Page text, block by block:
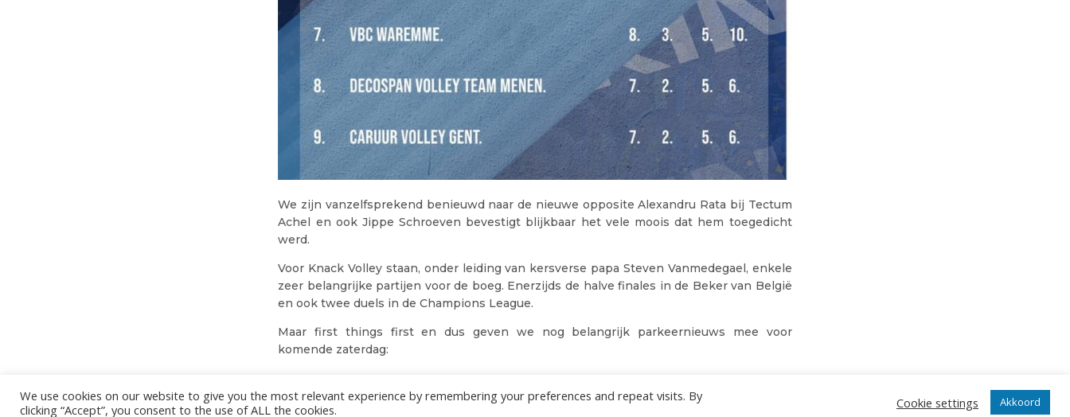
We zijn vanzelfsprekend benieuwd naar de nieuwe opposite Alexandru Rata bij Tectum
Achel en ook Jippe Schroeven bevestigt blijkbaar het vele moois dat hem toegedicht
werd.
Voor Knack Volley staan, onder leiding van kersverse papa Steven Vanmedegael, enkele
zeer belangrijke partijen voor de boeg. Enerzijds de halve finales in de Beker van België
en ook twee duels in de Champions League.
Maar first things first en dus geven we nog belangrijk parkeernieuws mee voor
komende zaterdag:
En om 20:00 uur speelt Club Nxt tegen Anderlecht
We use cookies on our website to give you the most relevant experience by remembering your preferences and repeat visits. By
clicking “Accept”, you consent to the use of ALL the cookies.
Cookie settings Akkoord